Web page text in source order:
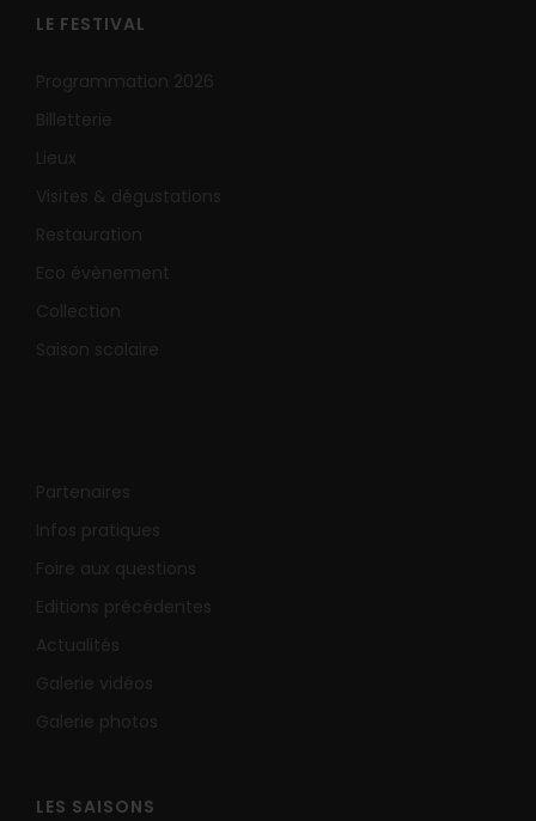
LE FESTIVAL
Programmation 2026
Billetterie
Lieux
Visites & dégustations
Restauration
Eco évènement
Collection
Saison scolaire
Partenaires
Infos pratiques
Foire aux questions
Editions précédentes
Actualités
Galerie vidéos
Galerie photos
LES SAISONS